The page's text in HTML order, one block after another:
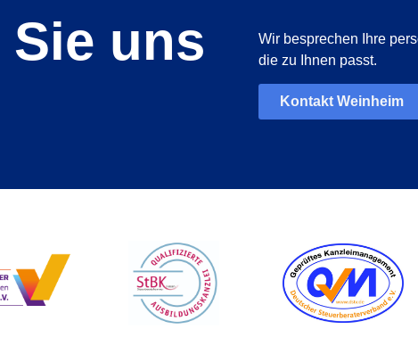
uns
Wir besprechen Ihre
die zu Ihnen passt.
Kontakt Weinheim